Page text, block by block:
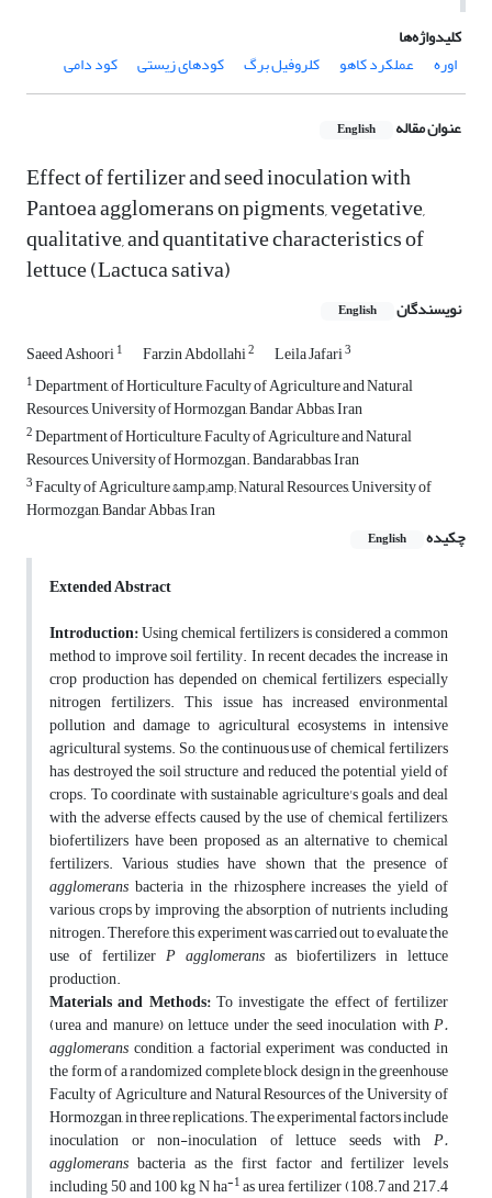
کلیدواژه‌ها
اوره
عملکرد کاهو کلروفیل برگ کودهای زیستی کود دامی
عنوان مقاله English
Effect of fertilizer and seed inoculation with
Pantoea agglomerans on pigments, vegetative,
qualitative, and quantitative characteristics of
lettuce (Lactuca sativa)
نویسندگان English
Saeed Ashoori1 Farzin Abdollahi2 Leila Jafari3
1Department, of Horticulture, Faculty of Agriculture and Natural
Resources, University of Hormozgan, Bandar Abbas, Iran
2Department of Horticulture, Faculty of Agriculture and Natural
Resources, University of Hormozgan. Bandarabbas, Iran
3Faculty of Agriculture &amp;amp; Natural Resources, University of
Hormozgan, Bandar Abbas, Iran
چکیده
English
Extended Abstract
Introduction:Using chemical fertilizers is considered a common
method to improve soil fertility. In recent decades, the increase in
crop production has depended on chemical fertilizers, especially
nitrogen fertilizers. This issue has increased environmental
pollution and damage to agricultural ecosystems in intensive
agricultural systems. So, the continuous use of chemical fertilizers
has destroyed the soil structure and reduced the potential yield of
crops. To coordinate with sustainable agriculture's goals and deal
with the adverse effects caused by the use of chemical fertilizers,
biofertilizers have been proposed as an alternative to chemical
fertilizers. Various studies have shown that the presence of
agglomerans bacteria in the rhizosphere increases the yield of
various crops by improving the absorption of nutrients including
nitrogen. Therefore, this experiment was carried out to evaluate the
use of fertilizer P agglomerans as biofertilizers in lettuce
production.
Materials and Methods:To investigate the effect of fertilizer
(urea and manure) on lettuce under the seed inoculation withP.
agglomeranscondition, a factorial experiment was conducted in
the form of a randomized complete block design in the greenhouse
Faculty of Agriculture and Natural Resources of the University of
Hormozgan, in three replications. The experimental factors include
inoculation or non-inoculation of lettuce seeds with P.
agglomerans bacteria as the first factor and fertilizer levels
including 50 and 100 kg N ha-1as urea fertilizer (108.7 and 217.4